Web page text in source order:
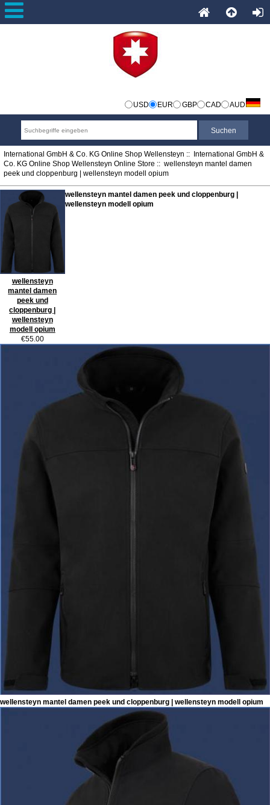
USD EUR GBP CAD AUD
International GmbH & Co. KG Online Shop Wellensteyn :: International GmbH &
Co. KG Online Shop Wellensteyn Online Store :: wellensteyn mantel damen
peek und cloppenburg | wellensteyn modell opium
wellensteyn
mantel damen
peek und
cloppenburg |
wellensteyn
modell opium
€55.00
wellensteyn mantel damen peek und cloppenburg |
wellensteyn modell opium
wellensteyn mantel damen peek und cloppenburg | wellensteyn modell opium